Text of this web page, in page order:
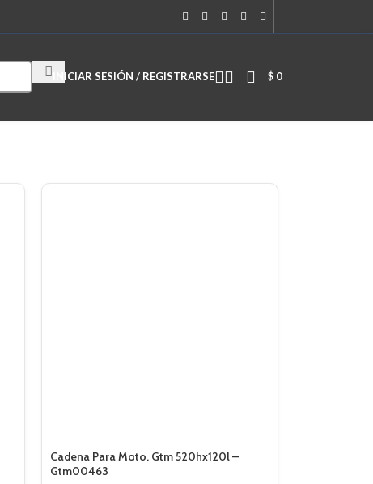
Cuando hay resultados autocompletados, puedes utilizar las
INICIAR SESIÓN / REGISTRARSE $ 0
Cadena Para Moto. Gtm 520hx120l –
Gtm00463